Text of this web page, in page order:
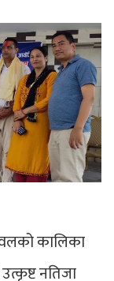
कालिका
नतिजा